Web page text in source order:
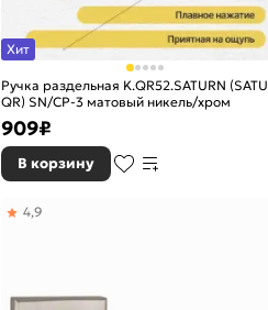
Хит
Ручка раздельная K.QR52.SATURN
QR) SN/CP-3 матовый никель/хром
909₽
В корзину
4,9